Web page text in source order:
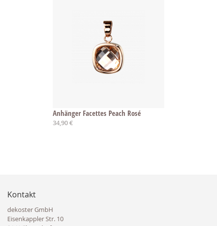
Anhänger Facettes Peach Rosé
34,90 €
Kontakt
dekoster GmbH
Eisenkappler Str. 10